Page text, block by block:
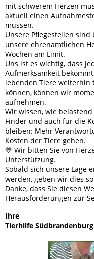
mit schwerem Herzen
aktuell einen
müssen.
Unsere Pflegestellen
unsere ehrenamtlichen
Wochen am Limit.
Uns ist es wichtig, dass
Aufmerksamkeit
lebenden Tiere weiterhin
können, können wir
aufnehmen.
Wir wissen, wie
Finder und auch für die
bleiben: Mehr
Kosten der Tiere gehen.
💛 Wir bitten Sie von
Unterstützung.
Sobald sich unsere Lage
werden, geben wir dies
Danke, dass Sie diesen
Herausforderungen zur
Ihre
Tierhilfe Südbrandenburg